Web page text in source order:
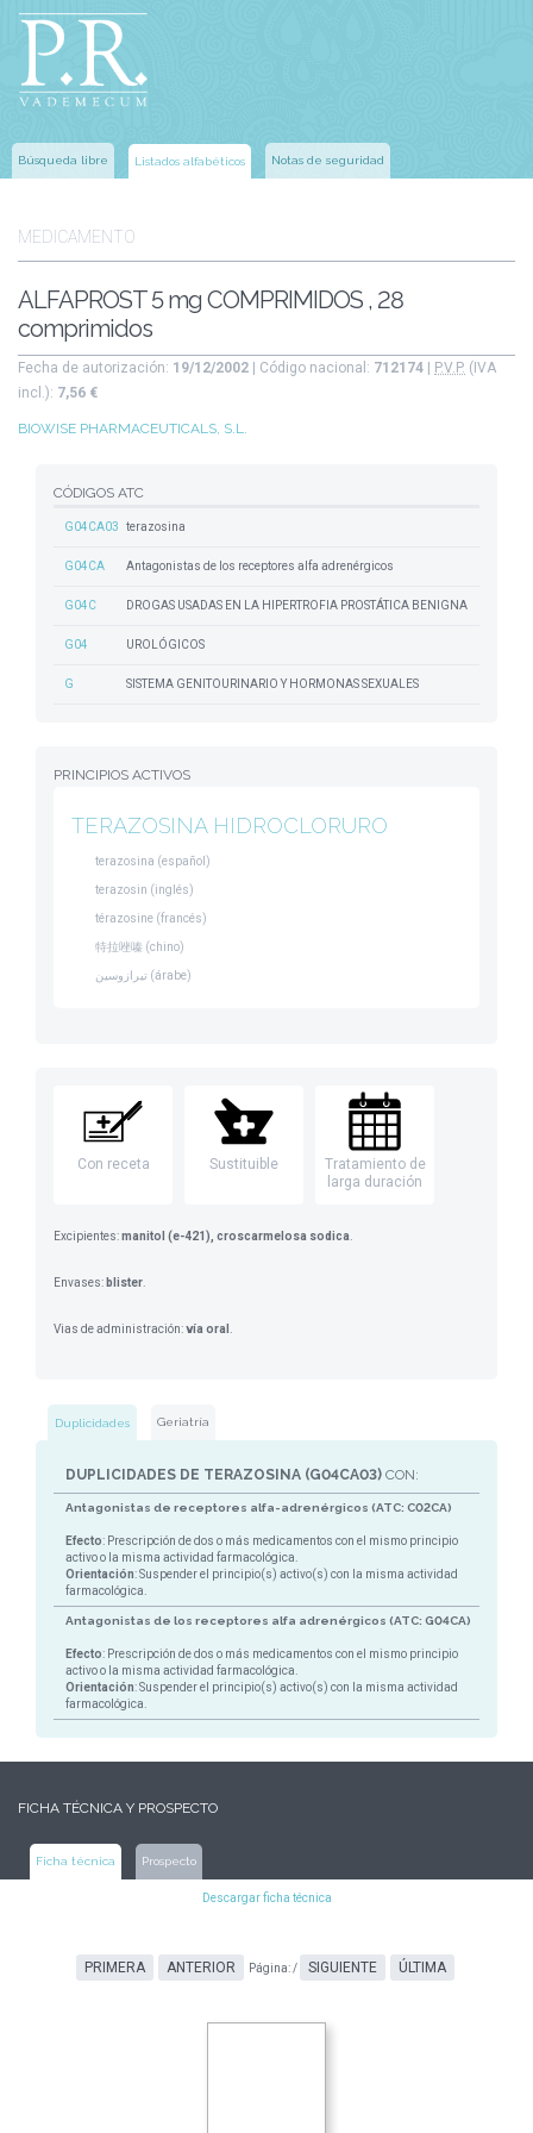
Búsqueda libre Listados alfabéticos Notas de seguridad
MEDICAMENTO
ALFAPROST 5 mg COMPRIMIDOS , 28
comprimidos
Fecha de autorización: 19/12/2002 | Código nacional: 712174 P.V.P. (IVA
incl.): 7,56 €
BIOWISE PHARMACEUTICALS, S.L.
CÓDIGOS ATC
G04CA03 terazosina
G04CA Antagonistas de los receptores alfa adrenérgicos
G04C DROGAS USADAS EN LA HIPERTROFIA PROSTÁTICA BENIGNA
G04 UROLÓGICOS
G SISTEMA GENITOURINARIO Y HORMONAS SEXUALES
PRINCIPIOS ACTIVOS
TERAZOSINA HIDROCLORURO
terazosina (español)
terazosin (inglés)
térazosine (francés)
特拉唑嗪 (chino)
تيرازوسين (árabe)
Con receta Sustituible
Tratamiento de
larga duración
Excipientes:manitol (e-421), croscarmelosa sodica
Envases: blister
Vias de administración:vía oral
Duplicidades Geriatría
DUPLICIDADES DE TERAZOSINA (G04CA03) CON:
Antagonistas de receptores alfa-adrenérgicos (ATC: C02CA)
Efecto: Prescripción de dos o más medicamentos con el mismo principio
activo o la misma actividad farmacológica.
Orientación: Suspender el principio(s) activo(s) con la misma actividad
farmacológica.
Antagonistas de los receptores alfa adrenérgicos (ATC: G04CA)
Efecto: Prescripción de dos o más medicamentos con el mismo principio
activo o la misma actividad farmacológica.
Orientación: Suspender el principio(s) activo(s) con la misma actividad
farmacológica.
FICHA TÉCNICA Y PROSPECTO
Ficha técnica Prospecto
Descargar ficha técnica
PRIMERA ANTERIOR Página:/ SIGUIENTE ÚLTIMA